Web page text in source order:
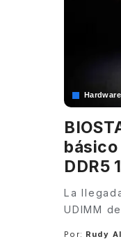
Hardware
básico
DDR5
La
UDIMM de
Posted
Por: Rudy